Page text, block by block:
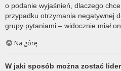
o podanie wyjaśnień, dlaczego
przypadku otrzymania negatywnej
grupy pytaniami – widocznie miał
Na górę
W jaki sposób można zostać